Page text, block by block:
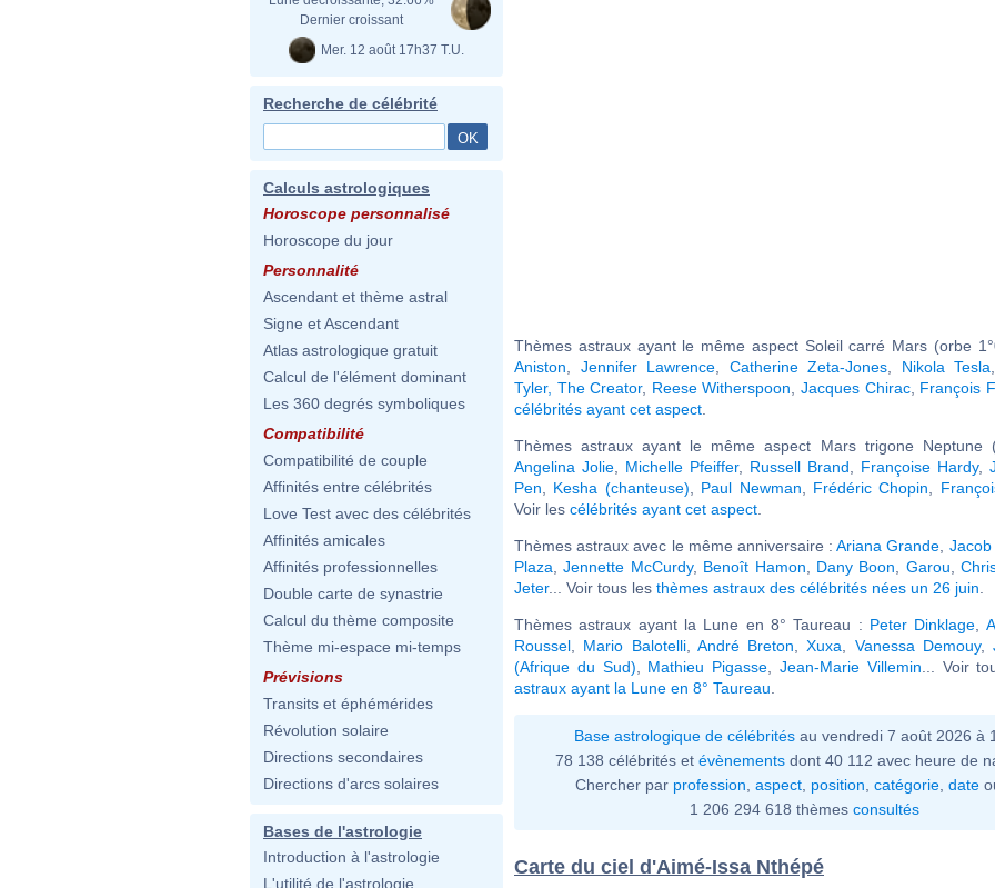
Dernier croissant
Mer. 12 août 17h37 T.U.
Recherche de célébrité
Calculs astrologiques
Horoscope personnalisé
Horoscope du jour
Personnalité
Ascendant et thème astral
Signe et Ascendant
Atlas astrologique gratuit
Calcul de l'élément dominant
Les 360 degrés symboliques
Compatibilité
Compatibilité de couple
Affinités entre célébrités
Love Test avec des célébrités
Affinités amicales
Affinités professionnelles
Double carte de synastrie
Calcul du thème composite
Thème mi-espace mi-temps
Prévisions
Transits et éphémérides
Révolution solaire
Directions secondaires
Directions d'arcs solaires
Bases de l'astrologie
Introduction à l'astrologie
L'utilité de l'astrologie
Thèmes astraux ayant le même aspect Soleil carré Mars (orbe
Aniston
Jennifer Lawrence Catherine Zeta-Jones Nikola Tesla
Tyler, The Creator, Reese Witherspoon ,Jacques Chirac, François
célébrités ayant cet aspect
Thèmes astraux ayant le même aspect Mars trigone Neptune
Angelina Jolie
Michelle Pfeiffer, Russell Brand Françoise Hardy,
Pen
Kesha (chanteuse) Paul Newman Frédéric Chopin
Voir les célébrités ayant cet aspect
Thèmes astraux avec le même anniversaire :Ariana Grande Jacob
Plaza ,Jennette McCurdy, Benoît Hamon Dany Boon Garou ,
Jeter... Voir tous les thèmes astraux des célébrités nées un 26 juin
Thèmes astraux ayant la Lune en 8° Taureau : Peter Dinklage
Roussel
Mario Balotelli, André Breton ,Xuxa Vanessa Demouy,
(Afrique du Sud)
Mathieu Pigasse ,Jean-Marie Villemin ... Voir
astraux ayant la Lune en 8° Taureau
Base astrologique de célébrités au vendredi 7 août 2026 à
78 138 célébrités et évènementsdont 40 112 avec heure de
Chercher par profession aspect position catégorie date
1 206 294 618 thèmes consultés
Carte du ciel d'Aimé-Issa Nthépé